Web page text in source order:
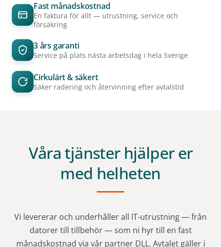
Fast månadskostnad
En faktura för allt — utrustning, service och
försäkring
3 års garanti
Service på plats nästa arbetsdag i hela Sverige
Cirkulärt & säkert
Säker radering och återvinning efter avtalstid
Våra tjänster hjälper er
med helheten
Vi levererar och underhåller all IT-utrustning — från
datorer till tillbehör — som ni hyr till en fast
månadskostnad via vår partner DLL. Avtalet gäller i